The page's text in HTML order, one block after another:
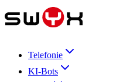
Telefonie
KI-Bots